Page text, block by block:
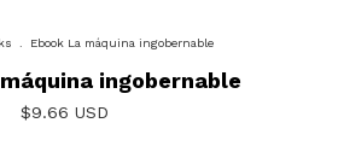
Ebook La máquina ingobernable
ingobernable
$9.66 USD